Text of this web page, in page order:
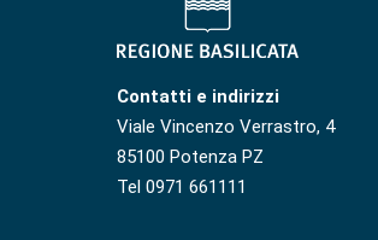
Contatti e indirizzi
Viale Vincenzo Verrastro, 4
85100 Potenza PZ
Tel 0971 661111